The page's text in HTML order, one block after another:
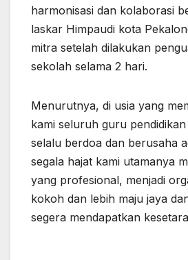
harmonisasi dan kolaborasi
laskar Himpaudi kota
mitra setelah dilakukan
sekolah selama 2 hari.
Menurutnya, di usia yang
kami seluruh guru
selalu berdoa dan berusaha
segala hajat kami utamanya
yang profesional, menjadi
kokoh dan lebih maju jaya
segera mendapatkan